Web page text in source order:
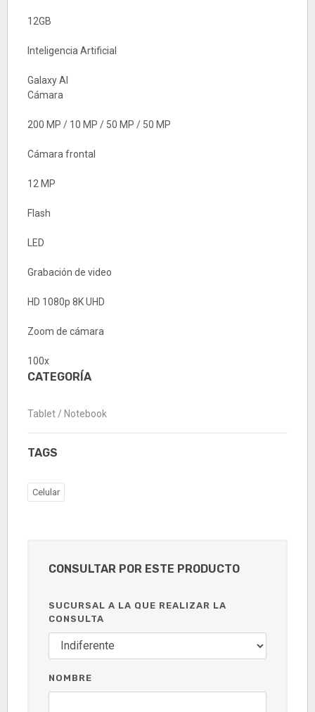
12GB
Inteligencia Artificial
Galaxy AI
Cámara
200 MP / 10 MP / 50 MP / 50 MP
Cámara frontal
12 MP
Flash
LED
Grabación de video
HD 1080p 8K UHD
Zoom de cámara
100x
CATEGORÍA
Tablet / Notebook
TAGS
Celular
CONSULTAR POR ESTE PRODUCTO
SUCURSAL A LA QUE REALIZAR LA
CONSULTA
NOMBRE